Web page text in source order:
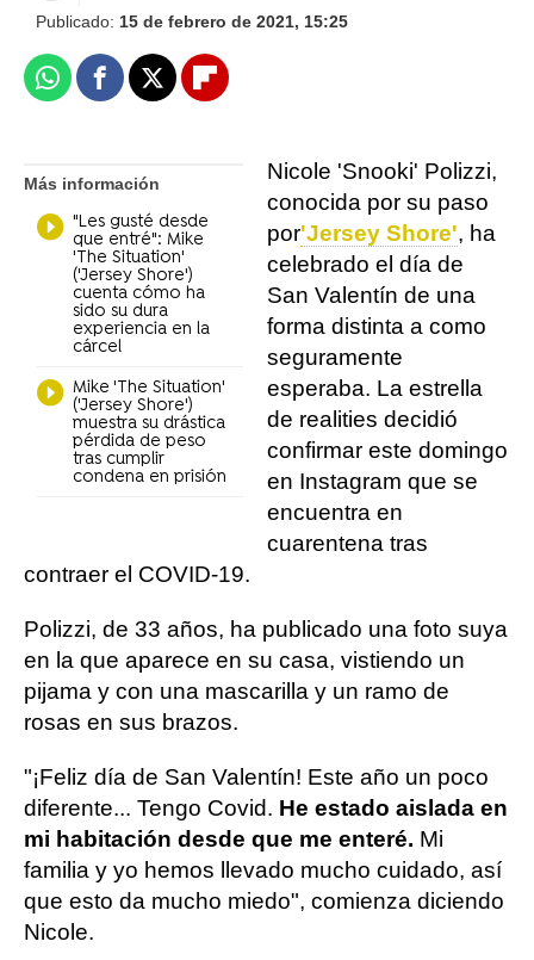
Publicado: 15 de febrero de 2021, 15:25
WhatsappFacebook
X Flipboard
Más información
"Les gusté desde
que entré": Mike
'The Situation'
('Jersey Shore')
cuenta cómo ha
sido su dura
experiencia en la
cárcel
Mike 'The Situation'
('Jersey Shore')
muestra su drástica
pérdida de peso
tras cumplir
condena en prisión
Nicole 'Snooki' Polizzi,
conocida por su paso
por'Jersey Shore', ha
celebrado el día de
San Valentín de una
forma distinta a como
seguramente
esperaba. La estrella
de realities decidió
confirmar este domingo
en Instagram que se
encuentra en
cuarentena tras
contraer el COVID-19.
Polizzi, de 33 años, ha publicado una foto suya
en la que aparece en su casa, vistiendo un
pijama y con una mascarilla y un ramo de
rosas en sus brazos.
"¡Feliz día de San Valentín! Este año un poco
diferente... Tengo Covid. He estado aislada en
mi habitación desde que me enteré. Mi
familia y yo hemos llevado mucho cuidado, así
que esto da mucho miedo", comienza diciendo
Nicole.